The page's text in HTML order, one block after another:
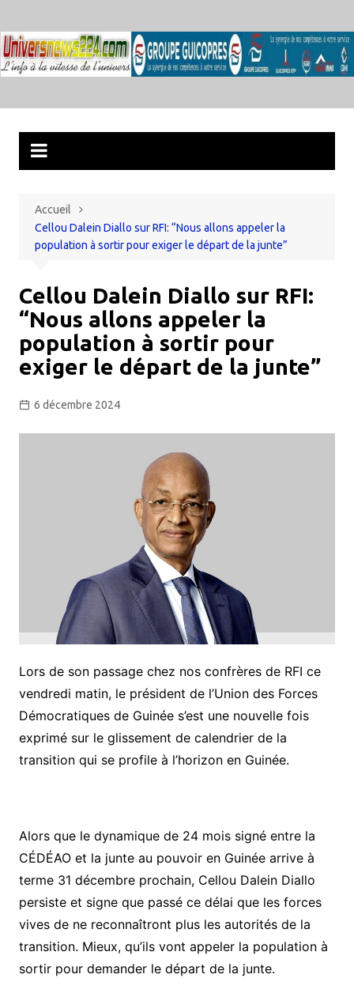
au
contenu
Accueil
Cellou Dalein Diallo sur RFI: “Nous allons appeler la
population à sortir pour exiger le départ de la junte”
Cellou Dalein Diallo sur RFI:
“Nous allons appeler la
population à sortir pour
exiger le départ de la junte”
6 décembre 2024
Lors de son passage chez nos confrères de RFI ce
vendredi matin, le président de l’Union des Forces
Démocratiques de Guinée s’est une nouvelle fois
exprimé sur le glissement de calendrier de la
transition qui se profile à l’horizon en Guinée.
Alors que le dynamique de 24 mois signé entre la
CÉDÉAO et la junte au pouvoir en Guinée arrive à
terme 31 décembre prochain, Cellou Dalein Diallo
persiste et signe que passé ce délai que les forces
vives de ne reconnaîtront plus les autorités de la
transition. Mieux, qu’ils vont appeler la population à
sortir pour demander le départ de la junte.